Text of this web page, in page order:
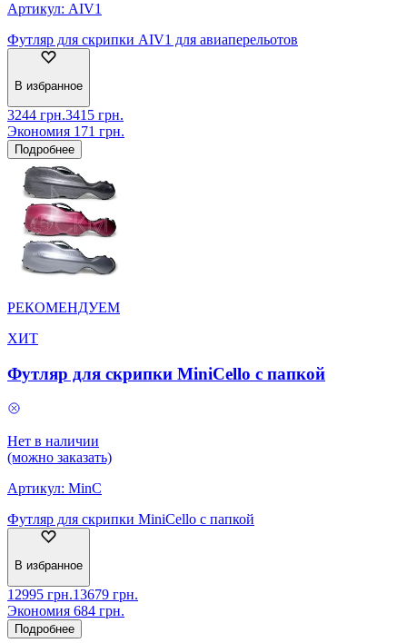
Артикул: AIV1
Футляр для скрипки AIV1 для авиаперельотов
В избранное
3244 грн.3415 грн.
Экономия 171 грн.
Подробнее
РЕКОМЕНДУЕМ
ХИТ
Футляр для скрипки MiniCello с папкой
Нет в наличии
(можно заказать)
Артикул: MinC
Футляр для скрипки MiniCello с папкой
В избранное
12995 грн.13679 грн.
Экономия 684 грн.
Подробнее